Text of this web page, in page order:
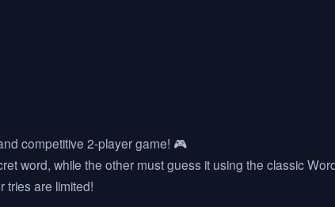
competitive 2-player game! 🎮
word, while the other must guess it using the classic
are limited!